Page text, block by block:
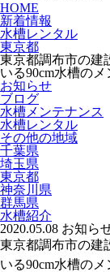
HOME
新着情報
水槽レンタル
東京都
東京都調布市の建
いる90cm水槽の
お知らせ
ブログ
水槽メンテナンス
水槽レンタル
その他の地域
千葉県
埼玉県
東京都
神奈川県
群馬県
水槽紹介
2020.05.08 お知ら
東京都調布市の建
いる90cm水槽の